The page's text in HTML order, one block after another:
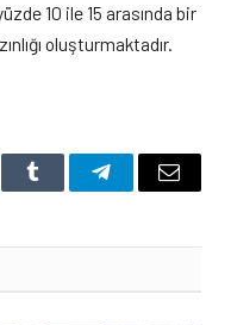
10 ile 15 arasında bir
oluşturmaktadır.
Tumblr TelegramEmail